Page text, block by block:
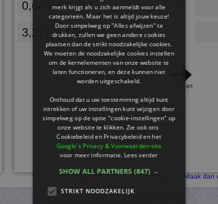
0,640 + 3,112
3,217 + 4,011
Wil je je scores bijhouden en stickers verdienen? Maak dan
merk krijgt als u zich aanmeldt voor alle
categorieën. Maar het is altijd jouw keuze!
Door simpelweg op "Alles afwijzen" te
drukken, zullen we geen andere cookies
plaatsen dan de strikt noodzakelijke cookies.
We moeten de noodzakelijke cookies instellen
om de kernelementen van onze website te
laten functioneren, en deze kunnen niet
worden uitgeschakeld.
Onthoud dat u uw toestemming altijd kunt
intrekken of uw instellingen kunt wijzigen door
simpelweg op de optie "cookie-instellingen" op
onze website te klikken. Zie ook ons ​​
Cookiebeleid en Privacybeleid en het
Google's Privacy & Voorwaarden-site
voor meer informatie.Lees verder
SHOW ALL PARTNERS (847) →
STRIKT NOODZAKELIJK